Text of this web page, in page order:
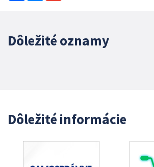
Dôležité oznamy
Dôležité informácie